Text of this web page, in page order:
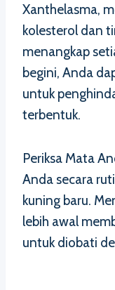
Xanthelasma,
kolesterol dan
menangkap
begini, Anda
untuk
terbentuk.
Periksa Mata
Anda secara
kuning baru.
lebih awal
untuk diobati